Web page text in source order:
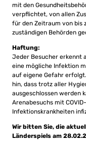
mit den
verpflichtet, von allen
für den Zeitraum von bis
zuständigen Behörden
Haftung:
Jeder Besucher erkennt
eine mögliche Infektion
auf eigene Gefahr
hin, dass trotz aller
ausgeschlossen werden
Arenabesuchs mit
Infektionskrankheiten
Wir bitten Sie, die
Länderspiels am